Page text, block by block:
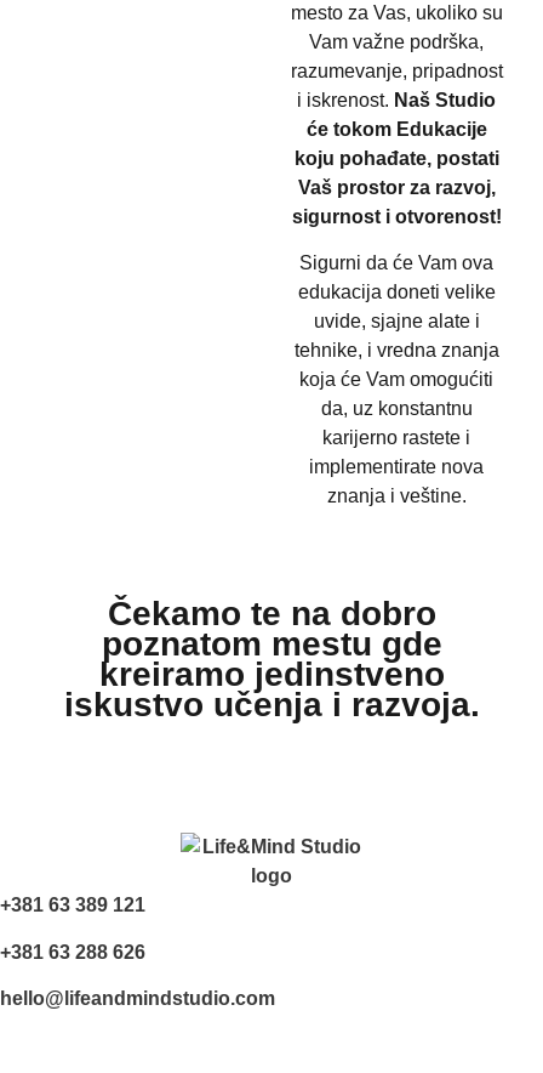
mesto za Vas, ukoliko su
Vam važne podrška,
razumevanje, pripadnost
i iskrenost. Naš Studio
će tokom Edukacije
koju pohađate, postati
Vaš prostor za razvoj,
sigurnost i otvorenost!
Sigurni da će Vam ova
edukacija doneti velike
uvide, sjajne alate i
tehnike, i vredna znanja
koja će Vam omogućiti
da, uz konstantnu
karijerno rastete i
implementirate nova
znanja i veštine.
Čekamo te na dobro
poznatom mestu gde
kreiramo jedinstveno
iskustvo učenja i razvoja.
+381 63 389 121
+381 63 288 626
hello@lifeandmindstudio.com